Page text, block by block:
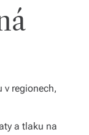
v regionech,
a tlaku na